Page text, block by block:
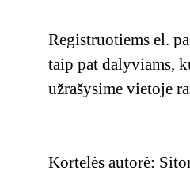
Registruotiems el.
taip pat dalyviams,
užrašysime vietoje
Kortelės autorė: